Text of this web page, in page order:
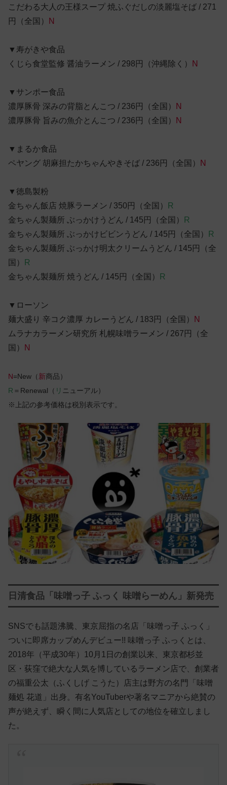
こだわる大人の王様スープ 焼ふぐだしの淡麗塩そば / 271
円（全国）
N
▼寿がきや食品
くじら食堂監修 醤油ラーメン / 298円（沖縄除く）
N
▼サンポー食品
濃厚豚骨 深みの背脂とんこつ / 236円（全国）
N
濃厚豚骨 旨みの魚介とんこつ / 236円（全国）
N
▼まるか食品
ペヤング 胡麻担たかちゃんやきそば / 236円（全国）
N
▼徳島製粉
金ちゃん飯店 焼豚ラーメン / 350円（全国）
R
金ちゃん製麺所 ぶっかけうどん / 145円（全国）
R
金ちゃん製麺所 ぶっかけビビンうどん / 145円（全国）
R
金ちゃん製麺所 ぶっかけ明太クリームうどん / 145円（全
国）
R
金ちゃん製麺所 焼うどん / 145円（全国）
R
▼ローソン
麺大盛り 辛コク濃厚 カレーうどん / 183円（全国）
N
ムラナカラーメン研究所 札幌味噌ラーメン / 267円（全
国）
N
N=New（新商品）
R ＝Renewal（ リ ニューアル）
※上記の参考価格は税別表示です。
日清食品「味噌っ子 ふっく 味噌らーめん」新発売
SNSでも話題沸騰、東京屈指の名店「味噌っ子 ふっく」
ついに即席カップめんデビュー!! 味噌っ子 ふっくとは、
2018年（平成30年）10月1日の創業以来、東京都杉並
区・荻窪で絶大な人気を博しているラーメン店で、創業者
の福重公太（ふくしげ こうた）店主は野方の名門「味噌
麺処 花道」出身。有名YouTuberや著名マニアから絶賛の
声が絶えず、瞬く間に人気店としての地位を確立しまし
た。